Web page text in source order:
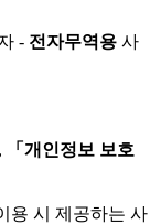
- 전자무역용 사
「개인정보 보호
용 시 제공하는 사